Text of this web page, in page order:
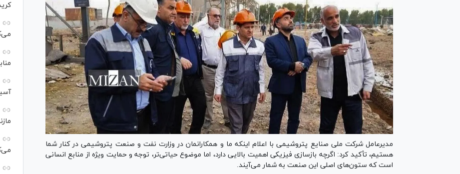
مدیرعامل شرکت ملی صنایع پتروشیمی با اعلام اینکه ما و همکارانمان در وزارت نفت و صنعت پتروشیمی در کنار شما
هستیم، تأکید کرد: اگرچه بازسازی فیزیکی اهمیت بالایی دارد، اما موضوع حیاتی‌تر، توجه و حمایت ویژه از منابع انسانی
است که ستون‌های اصلی این صنعت به شمار می‌آیند.